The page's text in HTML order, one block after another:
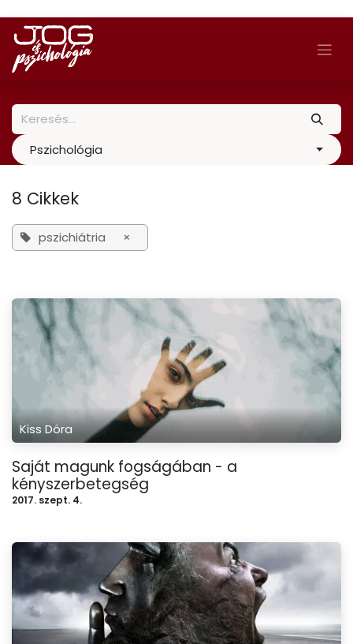
Skip to Content
Pszichológia
8 Cikkek
pszichiátria ×
Kiss Dóra
Saját magunk fogságában - a
kényszerbetegség
2017. szept. 4.